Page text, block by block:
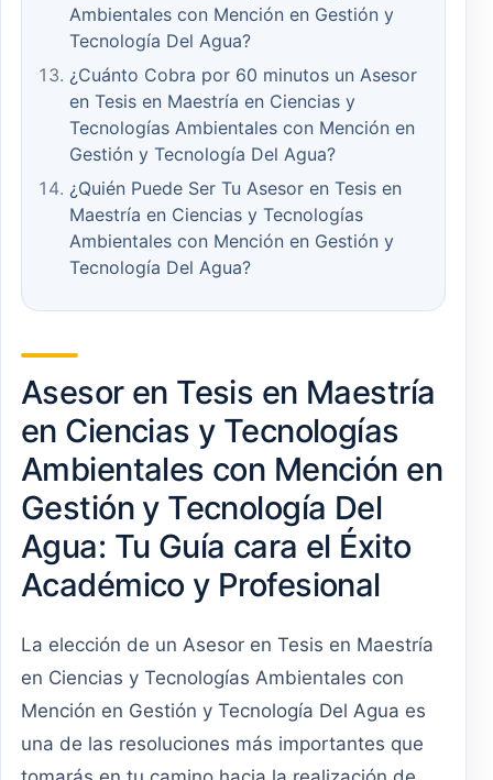
Ambientales con Mención en Gestión y
Tecnología Del Agua?
¿Cuánto Cobra por 60 minutos un Asesor
en Tesis en Maestría en Ciencias y
Tecnologías Ambientales con Mención en
Gestión y Tecnología Del Agua?
¿Quién Puede Ser Tu Asesor en Tesis en
Maestría en Ciencias y Tecnologías
Ambientales con Mención en Gestión y
Tecnología Del Agua?
Asesor en Tesis en Maestría
en Ciencias y Tecnologías
Ambientales con Mención en
Gestión y Tecnología Del
Agua: Tu Guía cara el Éxito
Académico y Profesional
La elección de un Asesor en Tesis en Maestría
en Ciencias y Tecnologías Ambientales con
Mención en Gestión y Tecnología Del Agua es
una de las resoluciones más importantes que